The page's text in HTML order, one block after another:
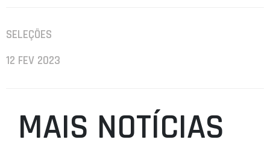
SELEÇÕES
12 FEV 2023
MAIS NOTÍCIAS